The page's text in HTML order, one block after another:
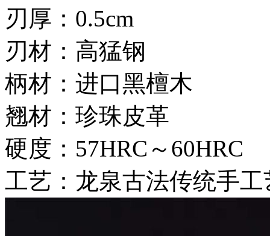
刃厚：0.5cm
刃材：高猛钢
柄材：进口黑檀木
翘材：珍珠皮革
硬度：57HRC～60HRC
工艺：龙泉古法传统手工